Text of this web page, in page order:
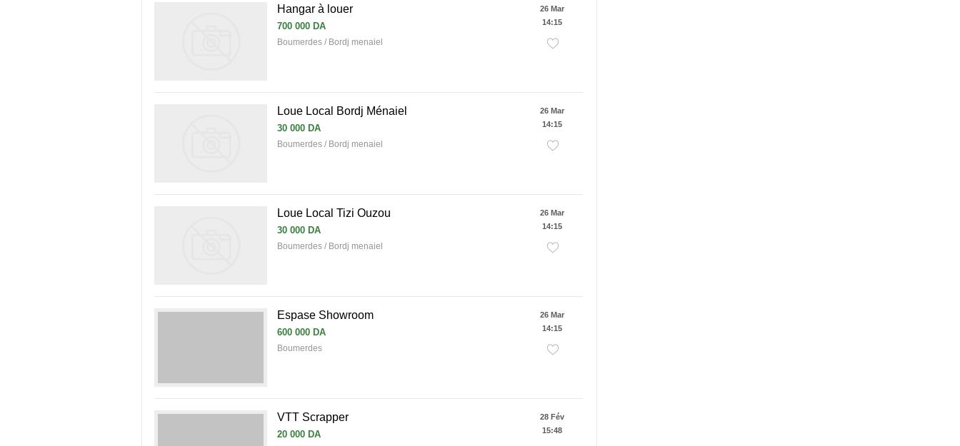
Hangar à louer
700 000 DA
Boumerdes / Bordj menaiel
26 Mar
14:15
Loue Local Bordj Ménaiel
30 000 DA
Boumerdes / Bordj menaiel
26 Mar
14:15
Loue Local Tizi Ouzou
30 000 DA
Boumerdes / Bordj menaiel
26 Mar
14:15
Espase Showroom
600 000 DA
Boumerdes
26 Mar
14:15
VTT Scrapper
20 000 DA
28 Fév
15:48